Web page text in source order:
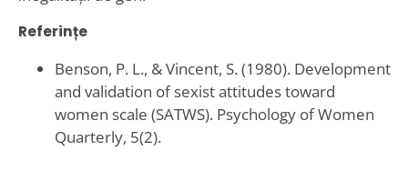
Referințe
Benson, P. L., & Vincent, S. (1980). Development
and validation of sexist attitudes toward
women scale (SATWS). Psychology of Women
Quarterly, 5(2).